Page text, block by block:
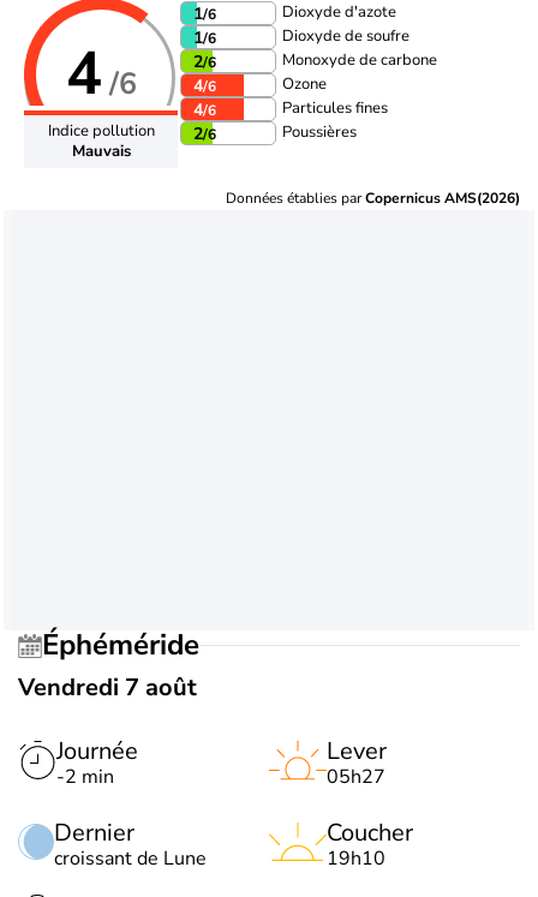
4/6
Indice pollution
Mauvais
1/6 Dioxyde d'azote
1/6 Dioxyde de soufre
2/6 Monoxyde de carbone
4/6 Ozone
4/6 Particules fines
2/6 Poussières
Données établies parCopernicus AMS(2026)
Éphéméride
Vendredi 7 août
Journée
-2 min
Dernier
croissant de Lune
Lever
05h27
Coucher
19h10